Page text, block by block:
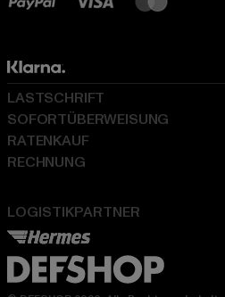
LOGISTIKPARTNER
LASTSCHRIFT
SOFORTÜBERWEISUNG
RATENKAUF
RECHNUNG